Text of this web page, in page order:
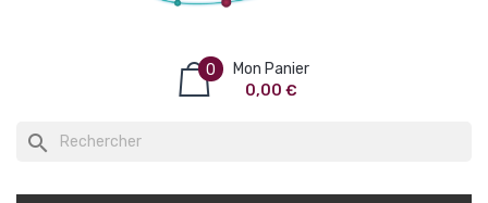
Mon Panier
0
0,00 €
search